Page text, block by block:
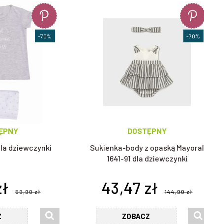
dziewczynki
59,90 zł
-70%
DOSTĘPNY
Sukienka-body z opaską Mayoral
1641-91 dla dziewczynki
43,47 zł 144,90 zł
ZOBACZ
-70%